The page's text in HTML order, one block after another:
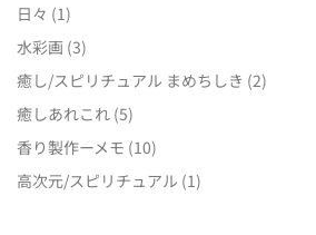
日々 (1)
水彩画 (3)
癒し/スピリチュアル まめちしき (2)
癒しあれこれ (5)
香り製作ーメモ (10)
高次元/スピリチュアル (1)